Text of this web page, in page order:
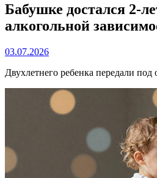
Бабушке достался 2-
алкогольной
03.07.2026
Двухлетнего ребенка передали под